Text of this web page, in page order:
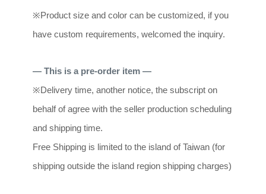
※Product size and color can be customized, if you
have custom requirements, welcomed the inquiry.
— This is a pre-order item —
※Delivery time, another notice, the subscript on
behalf of agree with the seller production scheduling
and shipping time.
Free Shipping is limited to the island of Taiwan (for
shipping outside the island region shipping charges)